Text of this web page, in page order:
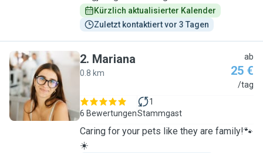
Kürzlich aktualisierter Kalender
Zuletzt kontaktiert vor 3 Tagen
M
2. Mariana
0.8 km
ab
25 €
/tag
6 Bewertungen
1
Stammgast
Caring for your pets like they are family!🐾
☀️